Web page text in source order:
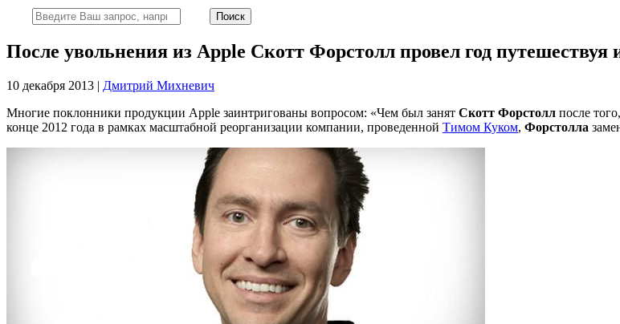
После увольнения из Apple Скотт Форстолл провел год путешествуя
10 декабря 2013 | Дмитрий Михневич
Многие поклонники продукции Apple заинтригованы вопросом: «Чем был занят Скотт Форстолл после
конце 2012 года в рамках масштабной реорганизации компании, проведенной Тимом Куком, Форстолла